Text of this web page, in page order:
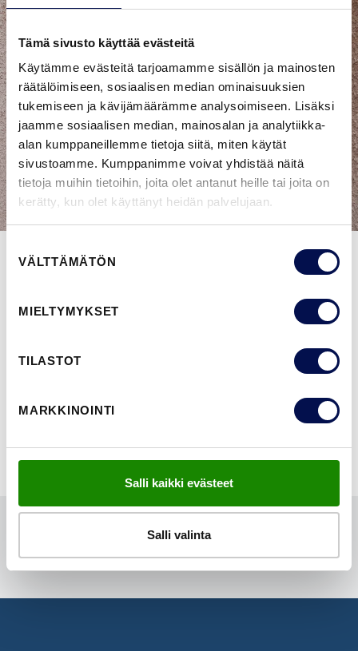
Tämä sivusto käyttää evästeitä
Käytämme evästeitä tarjoamamme sisällön ja mainosten
räätälöimiseen, sosiaalisen median ominaisuuksien
tukemiseen ja kävijämäärämme analysoimiseen. Lisäksi
jaamme sosiaalisen median, mainosalan ja analytiikka-
alan kumppaneillemme tietoja siitä, miten käytät
sivustoamme. Kumppanimme voivat yhdistää näitä
tietoja muihin tietoihin, joita olet antanut heille tai joita on
kerätty, kun olet käyttänyt heidän palvelujaan.
valinta
VÄLTTÄMÄTÖN
MIELTYMYKSET
TILASTOT
MARKKINOINTI
Salli kaikki evästeet
Salli valinta
Swedoorin ulko-ovisetteihin voi tilata ovimallista riippuen
erilaisia lisävarusteita kuten avainpesä-vääntönuppi, painike,